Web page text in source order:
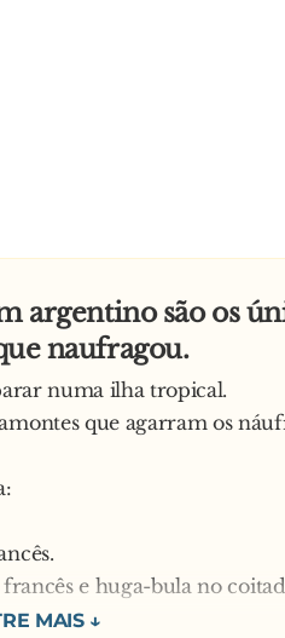
argentino são os
naufragou.
numa ilha tropical.
que agarram os
e huga-bula no